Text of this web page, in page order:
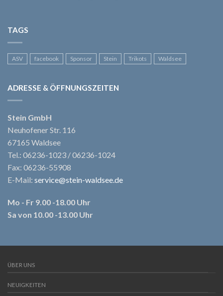
TAGS
ASV facebook Sponsor Stein Trikots Waldsee
ADRESSE & ÖFFNUNGSZEITEN
Stein GmbH
Neuhofener Str. 116
67165 Waldsee
Tel.: 06236-1023 / 06236-1024
Fax: 06236-55908
E-Mail: service@stein-waldsee.de
Mo - Fr 9.00 -18.00 Uhr
Sa von 10.00 -13.00 Uhr
ÜBER UNS
NEUIGKEITEN